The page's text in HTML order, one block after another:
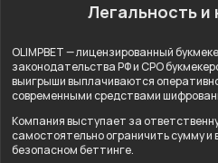
Легальность
OLIMPBET — лицензированный
законодательства РФ и СРО
выигрыши выплачиваются
современными средствами
Компания выступает за
самостоятельно ограничить сумму и
безопасном беттинге.